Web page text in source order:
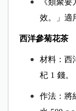
效。」適
西洋參菊花茶
材料：西
杞 1 錢。
作法：將